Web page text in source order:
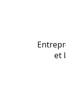
et